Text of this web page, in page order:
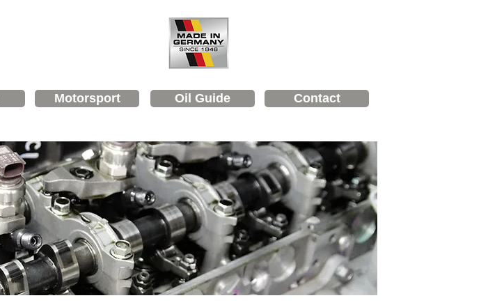
Motorsport Oil Guide Contact